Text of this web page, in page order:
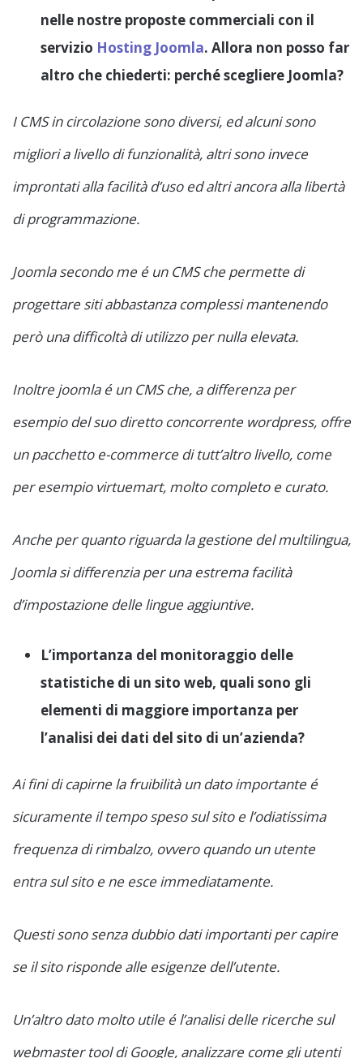
nelle nostre proposte commerciali con il
servizio Hosting Joomla. Allora non posso far
altro che chiederti: perché scegliere Joomla?
I CMS in circolazione sono diversi, ed alcuni sono
migliori a livello di funzionalità, altri sono invece
improntati alla facilità d’uso ed altri ancora alla libertà
di programmazione.
Joomla secondo me é un CMS che permette di
progettare siti abbastanza complessi mantenendo
però una difficoltà di utilizzo per nulla elevata.
Inoltre joomla é un CMS che, a differenza per
esempio del suo diretto concorrente wordpress, offre
un pacchetto e-commerce di tutt’altro livello, come
per esempio virtuemart, molto completo e curato.
Anche per quanto riguarda la gestione del multilingua,
Joomla si differenzia per una estrema facilità
d’impostazione delle lingue aggiuntive.
L’importanza del monitoraggio delle
statistiche di un sito web, quali sono gli
elementi di maggiore importanza per
l’analisi dei dati del sito di un’azienda?
Ai fini di capirne la fruibilità un dato importante é
sicuramente il tempo speso sul sito e l’odiatissima
frequenza di rimbalzo, ovvero quando un utente
entra sul sito e ne esce immediatamente.
Questi sono senza dubbio dati importanti per capire
se il sito risponde alle esigenze dell’utente.
Un’altro dato molto utile é l’analisi delle ricerche sul
webmaster tool di Google, analizzare come gli utenti